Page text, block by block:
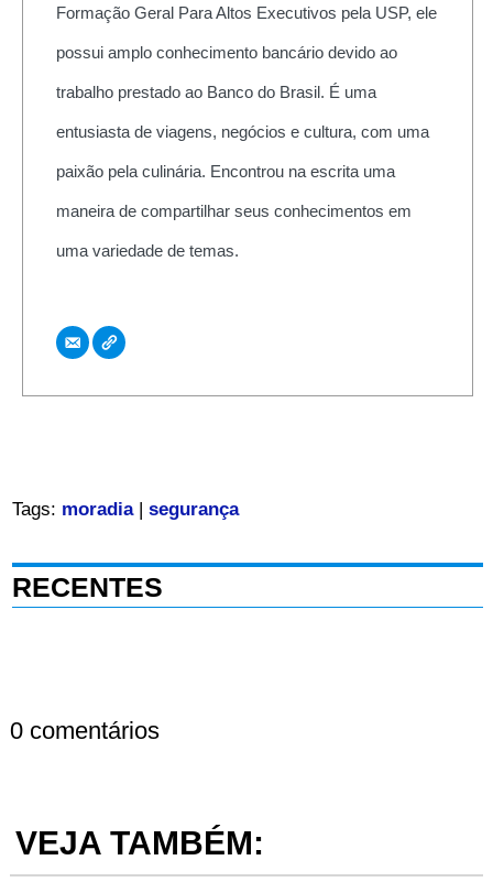
Formação Geral Para Altos Executivos pela USP, ele
possui amplo conhecimento bancário devido ao
trabalho prestado ao Banco do Brasil. É uma
entusiasta de viagens, negócios e cultura, com uma
paixão pela culinária. Encontrou na escrita uma
maneira de compartilhar seus conhecimentos em
uma variedade de temas.
Tags: moradia| segurança
RECENTES
0 comentários
VEJA TAMBÉM: